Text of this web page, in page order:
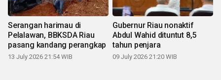
Serangan harimau di
Pelalawan, BBKSDA Riau
pasang kandang perangkap
13 July 2026 21:54 WIB
Gubernur Riau nonaktif
Abdul Wahid dituntut 8,5
tahun penjara
09 July 2026 21:20 WIB